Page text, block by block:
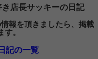
店長サッキーの日記
報を頂きましたら、掲載
。
記の一覧